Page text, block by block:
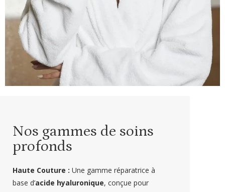
Nos gammes de soins
profonds
Haute Couture : Une gamme réparatrice à
base d’acide hyaluronique, conçue pour